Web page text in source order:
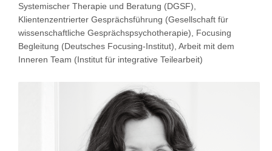
Systemischer Therapie und Beratung (DGSF),
Klientenzentrierter Gesprächsführung (Gesellschaft für
wissenschaftliche Gesprächspsychotherapie), Focusing
Begleitung (Deutsches Focusing-Institut), Arbeit mit dem
Inneren Team (Institut für integrative Teilearbeit)